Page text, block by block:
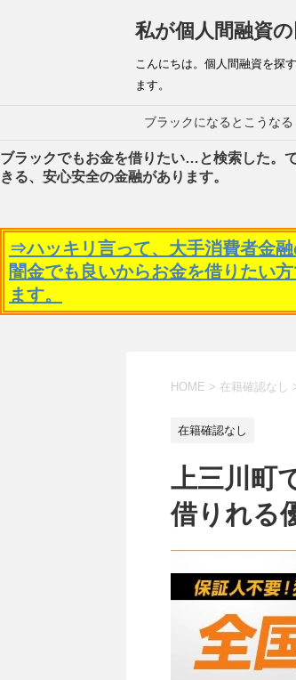
私が個人間融資の
こんにちは。個人間融資を探
ます。
ブラックになるとこうなる
ブラックでもお金を借りたい…と検索した。
きる、安心安全の金融があります。
⇒ハッキリ言って、大手消費者金
闇金でも良いからお金を借りたい
ます。
HOME > 在籍確認なし
在籍確認なし
上三川町
借りれる